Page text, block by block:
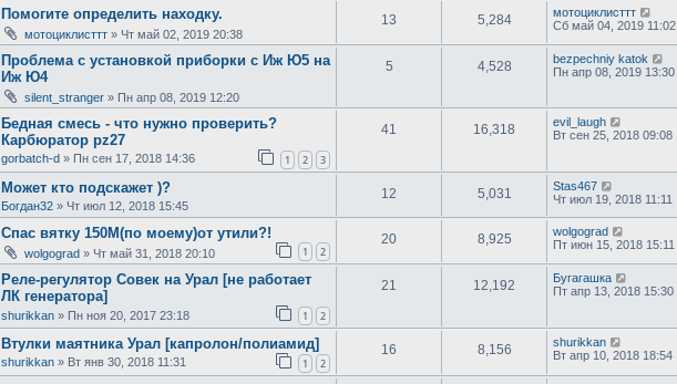
Помогите определить находку.
мотоциклисттт » Чт май 02, 2019 20:38
13 5,284
мотоциклисттт
Сб май 04, 2019 11:02
Проблема с установкой приборки с Иж Ю5 на
Иж Ю4
silent_stranger » Пн апр 08, 2019 12:20
5 4,528
bezpechniy katok
Пн апр 08, 2019 13:30
Бедная смесь - что нужно проверить?
Карбюратор pz27
gorbatch-d » Пн сен 17, 2018 14:36 1 2 3
41 16,318
evil_laugh
Вт сен 25, 2018 09:08
Может кто подскажет )?
Богдан32 » Чт июл 12, 2018 15:45
12 5,031
Stas467
Чт июл 19, 2018 11:11
Спас вятку 150М(по моему)от утили?!
wolgograd » Чт май 31, 2018 20:10 1 2
20 8,925
wolgograd
Пт июн 15, 2018 15:11
Реле-регулятор Совек на Урал [не работает
ЛК генератора]
shurikkan » Пн ноя 20, 2017 23:18 1 2
21 12,192
Бугагашка
Пт апр 13, 2018 15:30
Втулки маятника Урал [капролон/полиамид]
shurikkan » Вт янв 30, 2018 11:31 1 2
16 8,156
shurikkan
Вт апр 10, 2018 18:54